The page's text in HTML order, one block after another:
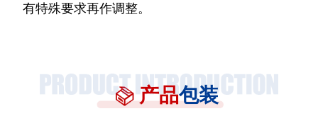
有特殊要求再作调整。
产品包装